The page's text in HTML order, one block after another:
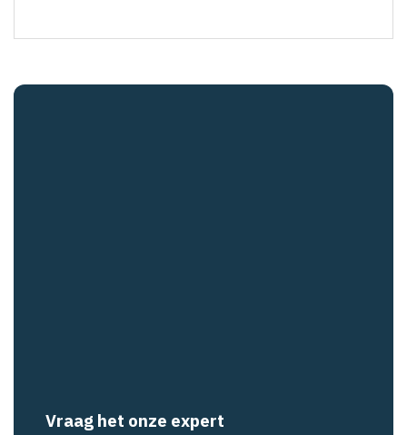
Vraag het onze expert